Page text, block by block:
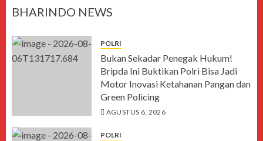
BHARINDO NEWS
POLRI
Bukan Sekadar Penegak Hukum!
Bripda Ini Buktikan Polri Bisa Jadi
Motor Inovasi Ketahanan Pangan dan
Green Policing
AGUSTUS 6, 2026
POLRI